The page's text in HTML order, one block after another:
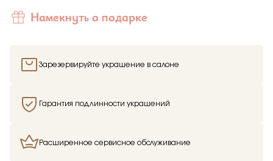
Намекнуть о подарке
Зарезервируйте украшение в салоне
Гарантия подлинности украшений
Расширенное сервисное обслуживание